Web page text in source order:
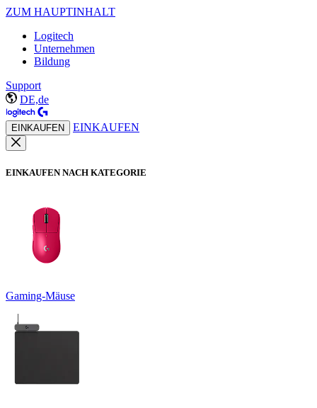
ZUM HAUPTINHALT
Logitech
Unternehmen
Bildung
Support
DE,de
EINKAUFEN EINKAUFEN
EINKAUFEN NACH KATEGORIE
Gaming-Mäuse